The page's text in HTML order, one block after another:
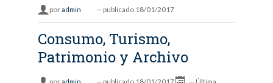
poradmin — publicado 18/01/2017
Consumo, Turismo,
Patrimonio y Archivo
poradmin — publicado 18/01/2017 — Última